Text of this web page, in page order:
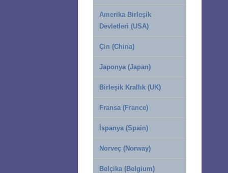
Amerika Birleşik
Devletleri (USA)
Çin (China)
Japonya (Japan)
Birleşik Krallık (UK)
Fransa (France)
İspanya (Spain)
Norveç (Norway)
Belçika (Belgium)